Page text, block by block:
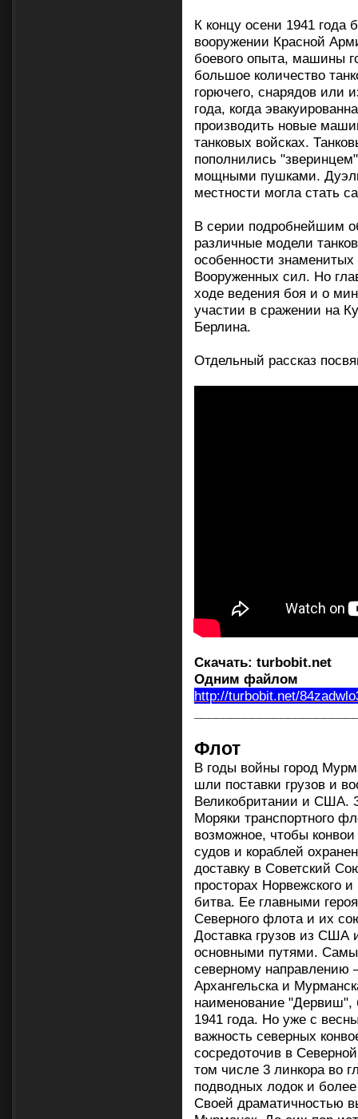
К концу осени 1941 года
вооружении Красной
боевого опыта, машины
большое количество
горючего, снарядов или
года, когда
производить новые
танковых войсках.
пополнились
мощными пушками.
местности могла стать
В серии подробнейшим
различные модели
особенности
Вооруженных сил. Но
ходе ведения боя и о
участии в сражении на
Берлина.
Отдельный рассказ
Скачать: turbobit.net
Одним файлом
http://turbobit.net/
Флот
В годы войны город
шли поставки грузов и
Великобритании и США.
Моряки транспортного
возможное, чтобы
судов и кораблей
доставку в Советский
просторах Норвежского
битва. Ее главными
Северного флота и их
Доставка грузов из США
основными путями.
северному направлению
Архангельска и
наименование "Дервиш",
1941 года. Но уже с
важность северных
сосредоточив в
том числе 3 линкора во
подводных лодок и
Своей драматичностью